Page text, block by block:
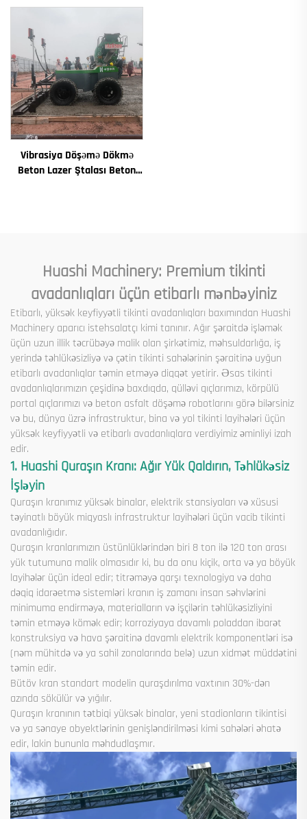
Maşını İstismar Vibrator
Vibrasiya Döşəmə Dökmə
Beton Lazer Ştalası Beton
Huashi Machinery: Premium tikinti
avadanlıqları üçün etibarlı mənbəyiniz
Etibarlı, yüksək keyfiyyətli tikinti avadanlıqları baxımından Huashi
Machinery aparıcı istehsalatçı kimi tanınır. Ağır şəraitdə işləmək
üçün uzun illik təcrübəyə malik olan şirkətimiz, məhsuldarlığa, iş
yerində təhlükəsizliyə və çətin tikinti sahələrinin şəraitinə uyğun
etibarlı avadanlıqlar təmin etməyə diqqət yetirir. Əsas tikinti
avadanlıqlarımızın çeşidinə baxdıqda, qülləvi qıçlarımızı, körpülü
portal qıçlarımızı və beton asfalt döşəmə robotlarını görə bilərsiniz
və bu, dünya üzrə infrastruktur, bina və yol tikinti layihələri üçün
yüksək keyfiyyətli və etibarlı avadanlıqlara verdiyimiz əminliyi izah
edir.
1. Huashi Quraşın Kranı: Ağır Yük Qaldırın, Təhlükəsiz
İşləyin
Quraşın kranımız yüksək binalar, elektrik stansiyaları və xüsusi
təyinatlı böyük miqyaslı infrastruktur layihələri üçün vacib tikinti
avadanlığıdır.
Quraşın kranlarımızın üstünlüklərindən biri 8 ton ilə 120 ton arası
yük tutumuna malik olmasıdır ki, bu da onu kiçik, orta və ya böyük
layihələr üçün ideal edir; titrəməyə qarşı texnologiya və daha
dəqiq idarəetmə sistemləri kranın iş zamanı insan səhvlərini
minimuma endirməyə, materialların və işçilərin təhlükəsizliyini
təmin etməyə kömək edir; korroziyaya davamlı poladdan ibarət
konstruksiya və hava şəraitinə davamlı elektrik komponentləri isə
(nəm mühitdə və ya sahil zonalarında belə) uzun xidmət müddətini
təmin edir.
Bütöv kran standart modelin quraşdırılma vaxtının 30%-dən
azında sökülür və yığılır.
Quraşın kranının tətbiqi yüksək binalar, yeni stadionların tikintisi
və ya sənaye obyektlərinin genişləndirilməsi kimi sahələri əhatə
edir, lakin bununla məhdudlaşmır.